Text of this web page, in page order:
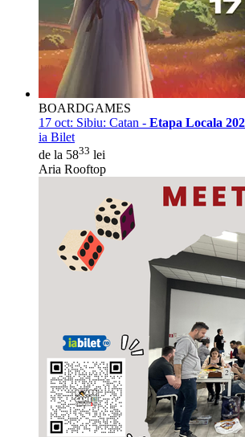
BOARDGAMES
17 oct: Sibiu: Catan - Etapa Locala
ia Bilet
de la 5833 lei
Aria Rooftop